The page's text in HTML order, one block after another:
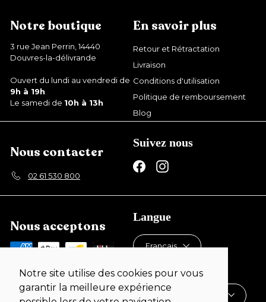
Notre site utilise des cookies pour vous
garantir la meilleure expérience
Notre boutique
3 rue Jean Perrin, 14440
Douvres-la-délivrande
Ouvert du lundi au vendredi de
9h à 19h
Le samedi de 10h à 13h
En savoir plus
Retour et Rétractation
Livraison
Conditions d'utilisation
Politique de remboursement
Blog
Nous contacter
02 61 530 800
Suivez nous
FacebookInstagram
Nous acceptons
Langue
Français
Devise